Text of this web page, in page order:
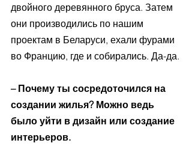
двойного деревянного бруса. Затем
они производились по нашим
проектам в Беларуси, ехали фурами
во Францию, где и собирались. Да-да.
– Почему ты сосредоточился на
создании жилья? Можно ведь
было уйти в дизайн или создание
интерьеров.